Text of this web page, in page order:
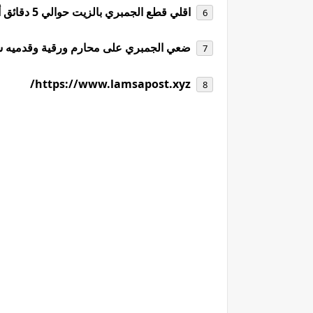
اقلي قطع الجمبري بالزيت حوالي 5 دقائق أو حتى تصبح ذهبية اللون.
ضعي الجمبري على محارم ورقية وقدميه
https://www.lamsapost.xyz/